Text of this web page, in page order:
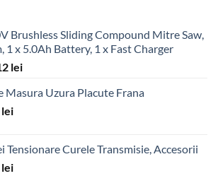
Brushless Sliding Compound Mitre Saw,
1 x 5.0Ah Battery, 1 x Fast Charger
lei
Masura Uzura Placute Frana
lei
Tensionare Curele Transmisie, Accesorii
lei